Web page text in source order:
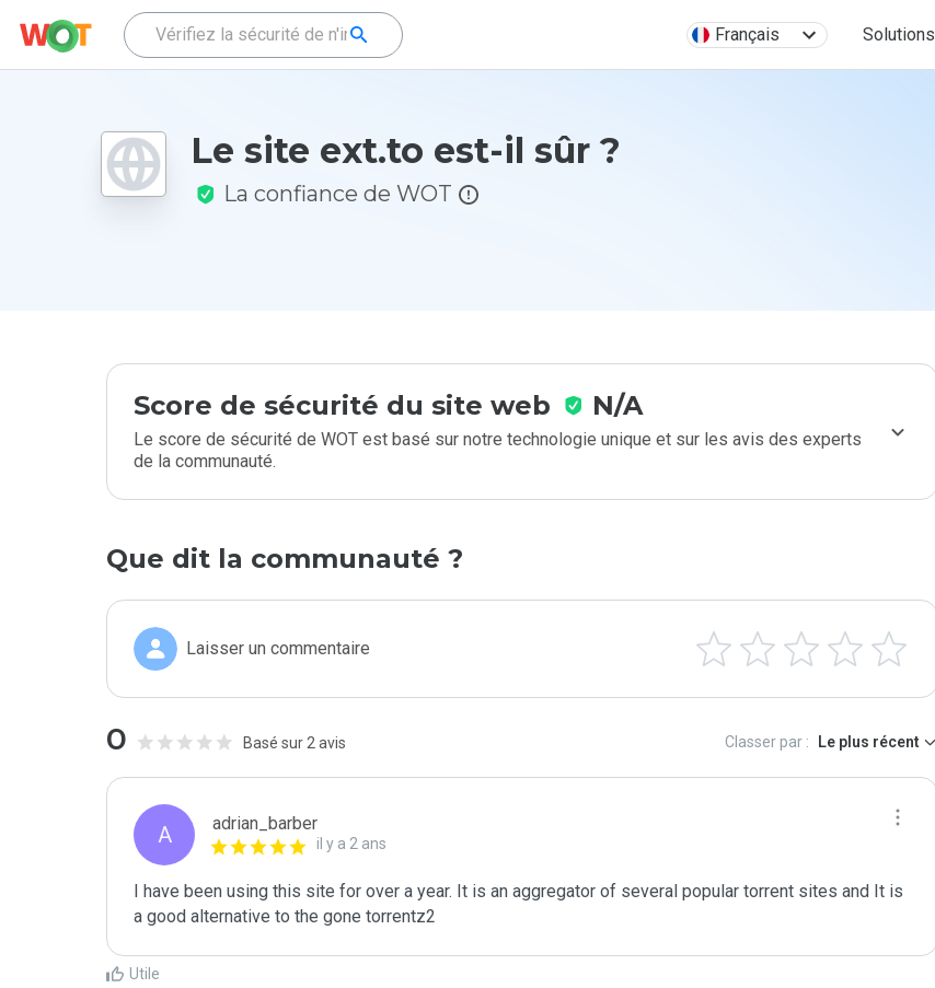
Français Solutions
Le site ext.to est-il sûr ?
La confiance de WOT
Score de sécurité du site web N/A
Le score de sécurité de WOT est basé sur notre technologie unique et sur les avis des experts
de la communauté.
Que dit la communauté ?
Laisser un commentaire
0 Basé sur 2 avis Classer par : Le plus récent
A adrian_barber
il y a 2 ans
I have been using this site for over a year. It is an aggregator of several popular torrent sites and It is
a good alternative to the gone torrentz2
Utile